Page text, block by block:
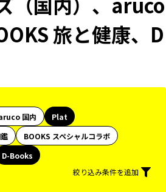
旅と健康、D
国内
Plat
BOOKS スペシャルコラボ
D-Books
絞り込み条件を追加